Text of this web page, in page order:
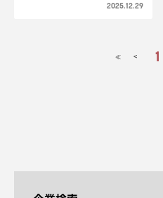
2025.12.29
≪ < 1